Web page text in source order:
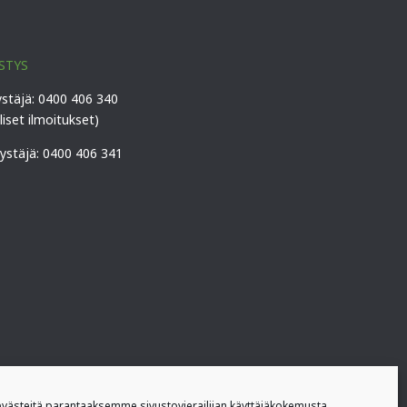
0400 406 340
ilmoitukset)
0400 406 341